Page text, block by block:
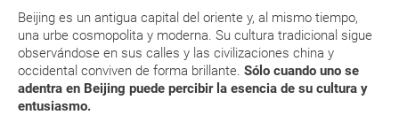
Beijing es un antigua capital del oriente y, al mismo tiempo,
una urbe cosmopolita y moderna. Su cultura tradicional sigue
observándose en sus calles y las civilizaciones china y
occidental conviven de forma brillante. Sólo cuando uno se
adentra en Beijing puede percibir la esencia de su cultura y
entusiasmo.
RESERVAR ¿Cómo puedo reservar un viaje de
paquete vacacional en la página web?
Al realizar la reserva, uno de los servicios ha